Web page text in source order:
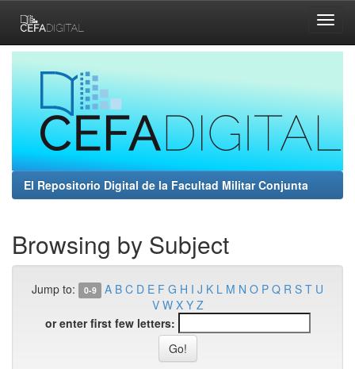
navigation
El Repositorio Digital de la Facultad Militar Conjunta
Browsing by Subject
Jump to: 0-9 A B C D E F G H I J K L M N O P Q R S T U
V W X Y Z
or enter first few letters: